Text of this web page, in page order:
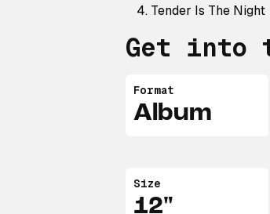
Tender Is The Night
Get into
Format
Album
Size
12"